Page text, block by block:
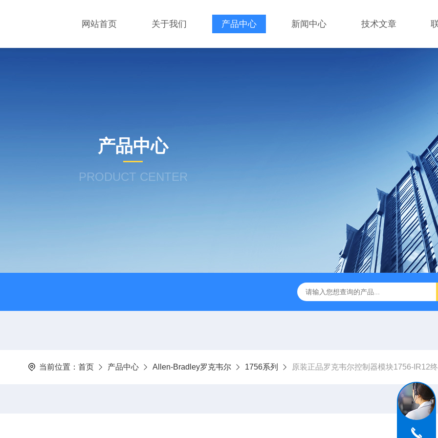
网站首页 关于我们 产品中心 新闻中心 技术文章
产品中心
PRODUCT CENTER
当前位置： 首页 产品中心 Allen-Bradley罗克韦尔 1756系列 原装正品罗克韦尔控制器模块1756-IR12